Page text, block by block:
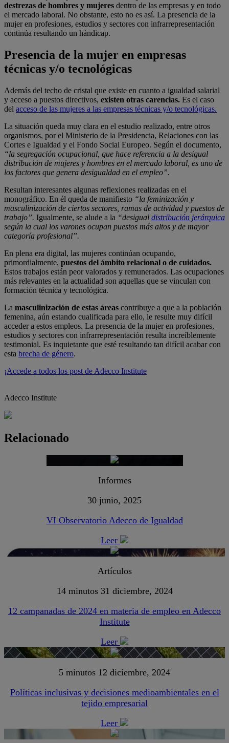
destrezas de hombres y mujeres dentro de las empresas y en todo
el mercado laboral. No obstante, esto no es así. La presencia de la
mujer en profesiones, estudios y sectores con infrarrepresentación
continúa resultando un hándicap.
Presencia de la mujer en empresas
técnicas y/o tecnológicas
Además del techo de cristal que existe en cuanto a igualdad salarial
y acceso a puestos directivos, existen otras carencias. Es el caso
del acceso de las mujeres a las empresas técnicas y/o tecnológicas.
La situación queda muy clara en el estudio realizado, entre otros
organismos, por el Ministerio de la Presidencia, Relaciones con las
Cortes e Igualdad y el Fondo Social Europeo. Según el documento,
“la segregación ocupacional, que hace referencia a la desigual
distribución de mujeres y hombres en el mercado laboral, es uno de
los factores que genera desigualdad en el empleo”.
Resultan interesantes algunas reflexiones realizadas en el
monográfico. En él queda de manifiesto “la feminización y
masculinización de ciertos sectores, ramas de actividad y puestos de
trabajo”. Igualmente, se alude a la “desigual distribución jerárquica
según la cual los varones ocupan puestos más altos y de mayor
categoría profesional”.
En plena era digital, las mujeres continúan ocupando,
primordialmente, puestos del ámbito relacional o de cuidados.
Estos trabajos están peor valorados y remunerados. Las ocupaciones
más relevantes en la actualidad son aquellas que se vinculan con
formación técnica y tecnológica.
La masculinización de estas áreas contribuye a que a la población
femenina, aún estando cualificada para ello, le resulte muy difícil
acceder a estos empleos. La presencia de la mujer en profesiones,
estudios y sectores con infrarrepresentación resulta increíblemente
testimonial. Es inquietante que esté resultando tan difícil acabar con
esta brecha de género.
¡Accede a todos los post de Adecco Institute
Adecco Institute
Relacionado
Informes
30 junio, 2025
VI Observatorio Adecco de Igualdad
Leer
Artículos
14 minutos 31 diciembre, 2024
12 campanadas de 2024 en materia de empleo en Adecco
Institute
Leer
5 minutos 12 diciembre, 2024
Políticas inclusivas y decisiones medioambientales en el
tejido empresarial
Leer